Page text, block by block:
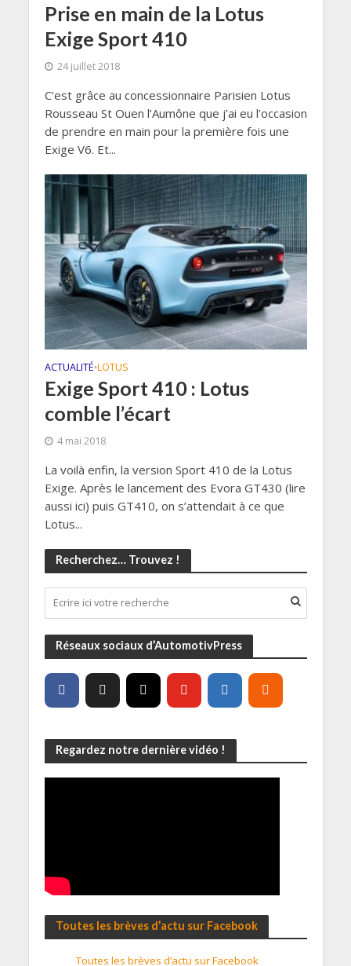
Prise en main de la Lotus
Exige Sport 410
24 juillet 2018
C’est grâce au concessionnaire Parisien Lotus
Rousseau St Ouen l’Aumône que j’ai eu l’occasion
de prendre en main pour la première fois une
Exige V6. Et...
ACTUALITÉ•LOTUS
Exige Sport 410 : Lotus
comble l’écart
4 mai 2018
La voilà enfin, la version Sport 410 de la Lotus
Exige. Après le lancement des Evora GT430 (lire
aussi ici) puis GT410, on s’attendait à ce que
Lotus...
Recherchez… Trouvez !
Réseaux sociaux d’AutomotivPress
Regardez notre dernière vidéo !
Toutes les brèves d’actu sur Facebook
Toutes les brèves d’actu sur Facebook